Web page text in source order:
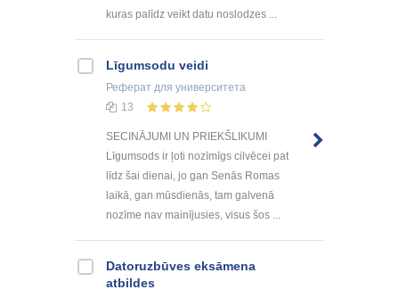
kuras palīdz veikt datu noslodzes ...
Līgumsodu veidi
Реферат для университета
13
SECINĀJUMI UN PRIEKŠLIKUMI
Līgumsods ir ļoti nozīmīgs cilvēcei pat
līdz šai dienai, jo gan Senās Romas
laikā, gan mūsdienās, tam galvenā
nozīme nav mainījusies, visus šos ...
Datoruzbūves eksāmena
atbildes